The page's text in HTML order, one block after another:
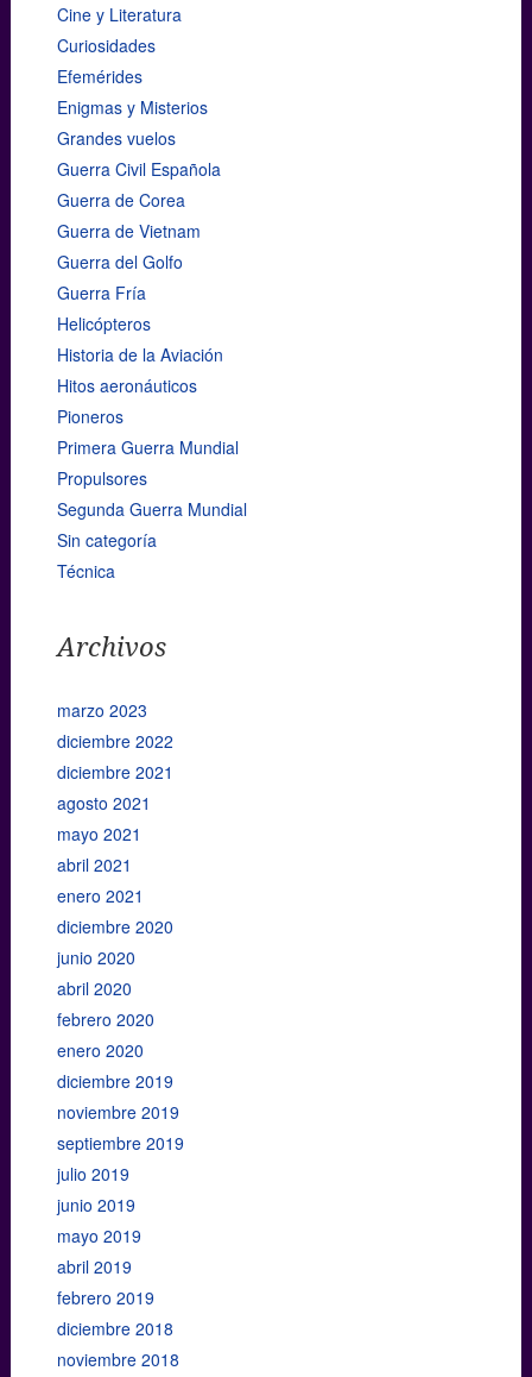
Cine y Literatura
Curiosidades
Efemérides
Enigmas y Misterios
Grandes vuelos
Guerra Civil Española
Guerra de Corea
Guerra de Vietnam
Guerra del Golfo
Guerra Fría
Helicópteros
Historia de la Aviación
Hitos aeronáuticos
Pioneros
Primera Guerra Mundial
Propulsores
Segunda Guerra Mundial
Sin categoría
Técnica
Archivos
marzo 2023
diciembre 2022
diciembre 2021
agosto 2021
mayo 2021
abril 2021
enero 2021
diciembre 2020
junio 2020
abril 2020
febrero 2020
enero 2020
diciembre 2019
noviembre 2019
septiembre 2019
julio 2019
junio 2019
mayo 2019
abril 2019
febrero 2019
diciembre 2018
noviembre 2018